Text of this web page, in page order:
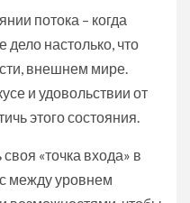
потока – когда
настолько, что
внешнем мире.
и удовольствии от
этого состояния.
«точка входа» в
между уровнем